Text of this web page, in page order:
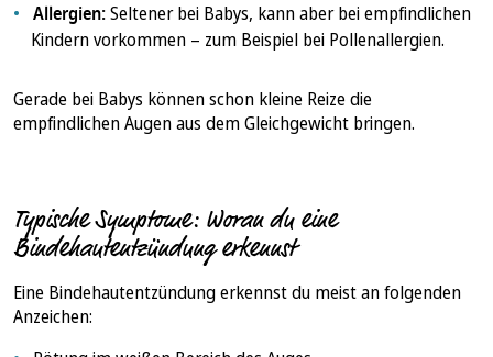
Allergien:Seltener bei Babys, kann aber bei empfindlichen
Kindern vorkommen – zum Beispiel bei Pollenallergien.
Gerade bei Babys können schon kleine Reize die
empfindlichen Augen aus dem Gleichgewicht bringen.
Typische Symptome: Woran du eine
Bindehautentzündung erkennst
Eine Bindehautentzündung erkennst du meist an folgenden
Anzeichen: